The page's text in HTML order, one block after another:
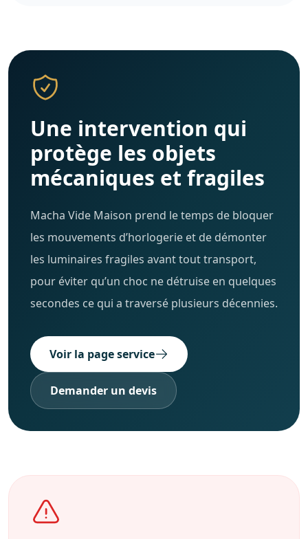
Une intervention qui
protège les objets
mécaniques et fragiles
Macha Vide Maison prend le temps de bloquer
les mouvements d’horlogerie et de démonter
les luminaires fragiles avant tout transport,
pour éviter qu’un choc ne détruise en quelques
secondes ce qui a traversé plusieurs décennies.
Voir la page service
Demander un devis